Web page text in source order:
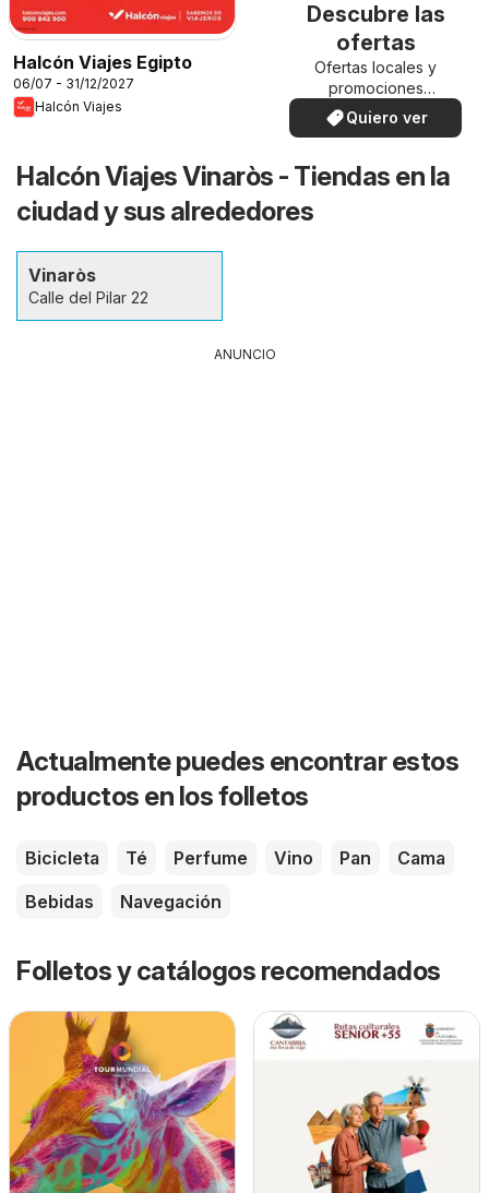
Halcón Viajes Egipto
06/07 - 31/12/2027
Halcón Viajes
Descubre las
ofertas
Ofertas locales y
promociones
especiales.
Quiero ver
Halcón Viajes Vinaròs - Tiendas en la
ciudad y sus alrededores
Vinaròs
Calle del Pilar 22
ANUNCIO
Actualmente puedes encontrar estos
productos en los folletos
Bicicleta Té Perfume Vino Pan
Cama
Bebidas
Navegación
Folletos y catálogos recomendados